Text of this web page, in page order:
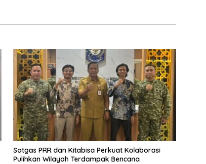
Satgas PRR dan Kitabisa Perkuat Kolaborasi
Pulihkan Wilayah Terdampak Bencana